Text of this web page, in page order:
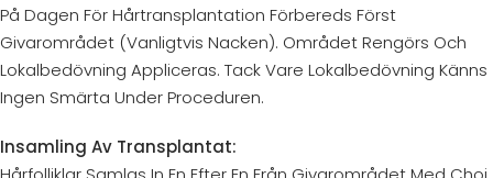
På Dagen För Hårtransplantation Förbereds Först
Givarområdet (vanligtvis Nacken). Området Rengörs Och
Lokalbedövning Appliceras. Tack Vare Lokalbedövning Känns
Ingen Smärta Under Proceduren.
Insamling Av Transplantat: